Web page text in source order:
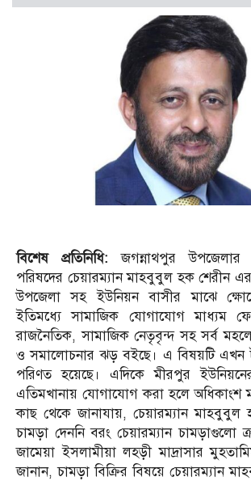
বিশেষ প্রতিনিধি:জগন্নাথপুর
পরিষদের চেয়ারম্যান মাহবুবুল হক শেরীন
উপজেলা সহ ইউনিয়ন বাসীর মাঝে
ইতিমধ্যে সামাজিক যোগাযোগ মাধ্যম
রাজনৈতিক, সামাজিক নেতৃবৃন্দ সহ সর্ব
ও সমালোচনার ঝড় বইছে। এ বিষয়টি এখন
পরিণত হয়েছে। এদিকে মীরপুর ইউনিয়নের
এতিমখানায় যোগাযোগ করা হলে অধিকাংশ
কাছ থেকে জানাযায়, চেয়ারম্যান
চামড়া দেননি বরং চেয়ারম্যান চামড়াগুলো
জামেয়া ইসলামীয়া লহড়ী মাদ্রাসার
জানান, চামড়া বিক্রির বিষয়ে চেয়ারম্যান